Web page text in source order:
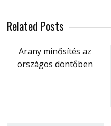
Related Posts
Arany minősítés az
országos döntőben